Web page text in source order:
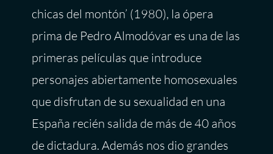
chicas del montón’ (1980), la ópera
prima de Pedro Almodóvar es una de las
primeras películas que introduce
personajes abiertamente homosexuales
que disfrutan de su sexualidad en una
España recién salida de más de 40 años
de dictadura. Además nos dio grandes